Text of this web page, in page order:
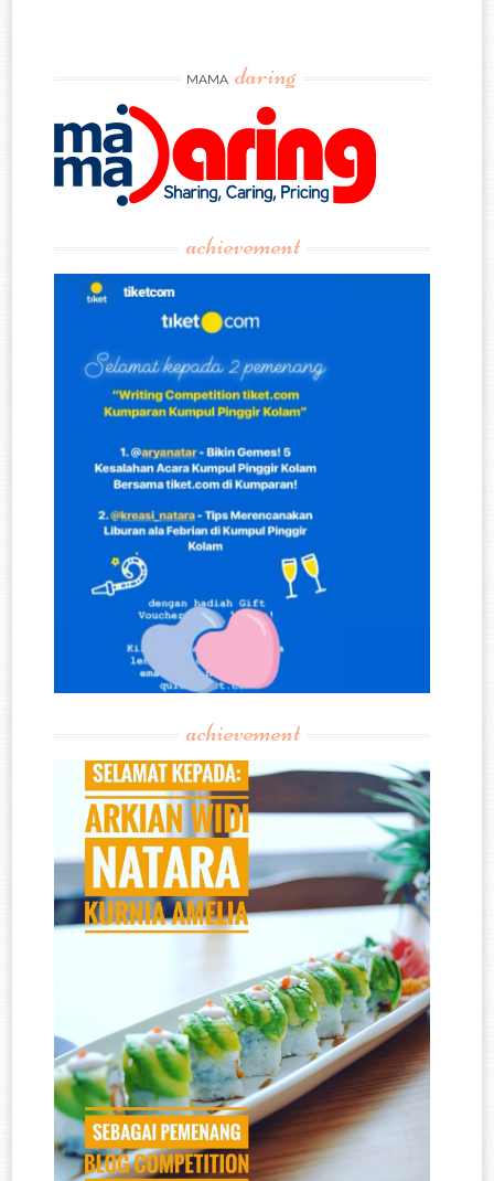
MAMA daring
achievement
achievement